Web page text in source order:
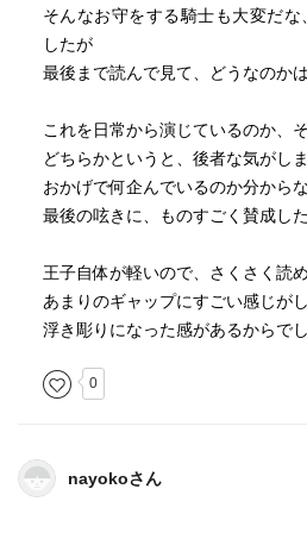
そんなお守をする騎士も大変だな
したが
最後まで読んで見て、どうなのか
これを日常から演じているのか、
どちらかというと、後者な気がしま
おかげで何企んでいるのか分からな
最後の呟きに、ものすごく賛成した
王子自体が軽いので、さくさく読
あまりのギャップにすごい感じが
浮き彫りになった感があるからで
0
nayokoさん